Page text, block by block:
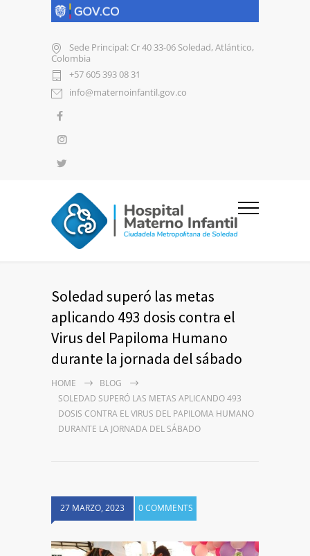
Sede Principal: Cr 40 33-06 Soledad, Atlántico,
Colombia
+57 605 393 08 31
info@maternoinfantil.gov.co
Soledad superó las metas
aplicando 493 dosis contra el
Virus del Papiloma Humano
durante la jornada del sábado
HOME
BLOG
SOLEDAD SUPERÓ LAS METAS APLICANDO 493
DOSIS CONTRA EL VIRUS DEL PAPILOMA HUMANO
DURANTE LA JORNADA DEL SÁBADO
27 MARZO, 2023 0 COMMENTS